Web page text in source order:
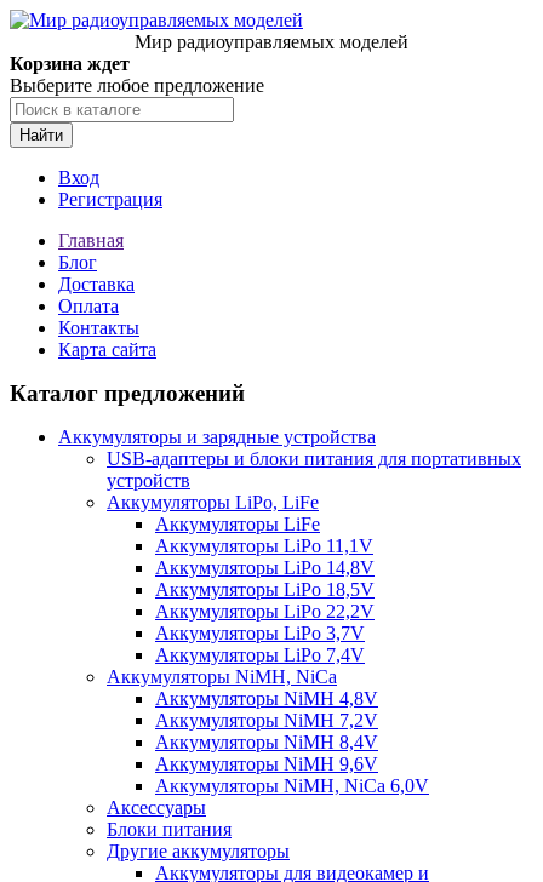
Мир радиоуправляемых моделей
Корзина ждет
Выберите любое предложение
Найти
Вход
Регистрация
Главная
Блог
Доставка
Оплата
Контакты
Карта сайта
Каталог предложений
Аккумуляторы и зарядные устройства
USB-адаптеры и блоки питания для портативных
устройств
Аккумуляторы LiPo, LiFe
Аккумуляторы LiFe
Аккумуляторы LiPo 11,1V
Аккумуляторы LiPo 14,8V
Аккумуляторы LiPo 18,5V
Аккумуляторы LiPo 22,2V
Аккумуляторы LiPo 3,7V
Аккумуляторы LiPo 7,4V
Аккумуляторы NiMH, NiCa
Аккумуляторы NiMH 4,8V
Аккумуляторы NiMH 7,2V
Аккумуляторы NiMH 8,4V
Аккумуляторы NiMH 9,6V
Аккумуляторы NiMH, NiCa 6,0V
Аксессуары
Блоки питания
Другие аккумуляторы
Аккумуляторы для видеокамер и